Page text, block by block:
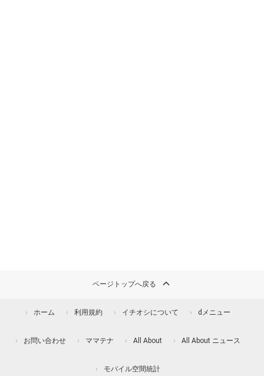
ページトップへ戻る
ホーム 利用規約 イチオシについて dメニュー
お問い合わせ ママテナ All About All About ニュース
モバイル空間統計